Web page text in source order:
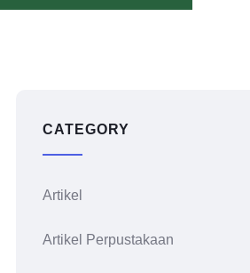
CATEGORY
Artikel
Artikel Perpustakaan